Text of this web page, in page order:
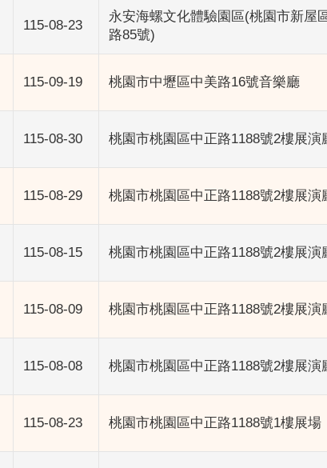
115-08-23
永安海螺文化體驗園區(桃園市新屋
路85號)
115-09-19 桃園市中壢區中美路16號音樂廳
115-08-30 桃園市桃園區中正路1188號2樓展演
115-08-29 桃園市桃園區中正路1188號2樓展演
115-08-15 桃園市桃園區中正路1188號2樓展演
115-08-09 桃園市桃園區中正路1188號2樓展演
115-08-08 桃園市桃園區中正路1188號2樓展演
115-08-23 桃園市桃園區中正路1188號1樓展場